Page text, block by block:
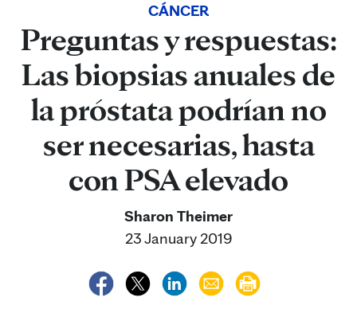
CÁNCER
Preguntas y respuestas:
Las biopsias anuales de
la próstata podrían no
ser necesarias, hasta
con PSA elevado
Sharon Theimer
23 January 2019